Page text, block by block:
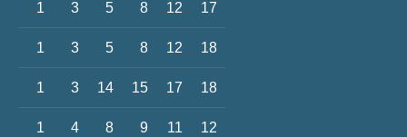
1 3 5 8 12 17
1 3 5 8 12 18
1 3 14 15 17 18
1 4 8 9 11 12